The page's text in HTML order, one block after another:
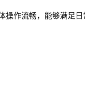
作流畅，能够满足日